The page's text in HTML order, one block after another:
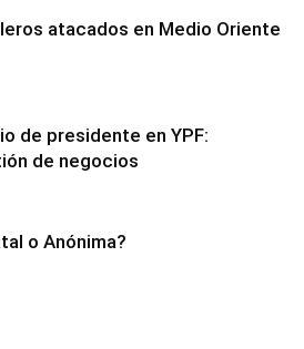
atacados en Medio Oriente
de presidente en YPF:
de negocios
o Anónima?